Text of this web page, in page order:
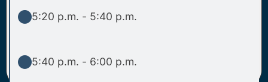
5:20 p.m. - 5:40 p.m.
5:40 p.m. - 6:00 p.m.